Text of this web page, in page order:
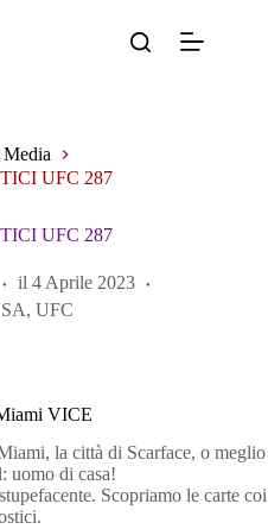
UFC 287
UFC 287
il 4 Aprile 2023
, UFC
VICE
la città di Scarface, o meglio
uomo di casa!
Scopriamo le carte coi